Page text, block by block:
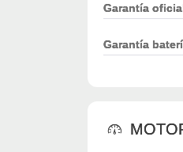
Garantía
Garantía